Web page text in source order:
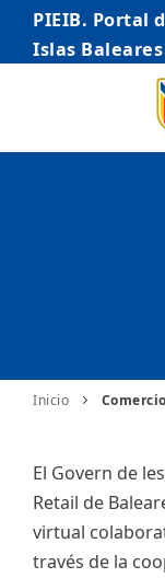
PIEIB. Portal
Islas Baleares
INICIO
AUTÓNOMO/
ES
Inicio Comercio
El Govern de
Retail de
virtual
través de la